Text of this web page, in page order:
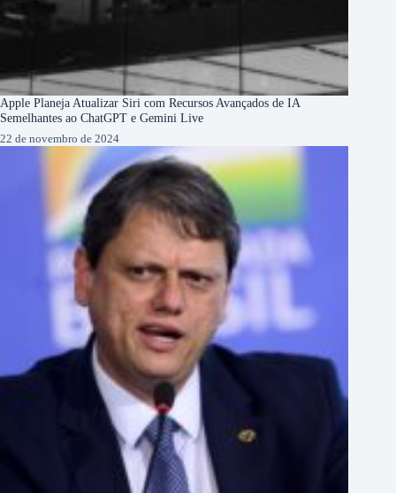
Apple Planeja Atualizar Siri com Recursos Avançados de IA
Semelhantes ao ChatGPT e Gemini Live
22 de novembro de 2024